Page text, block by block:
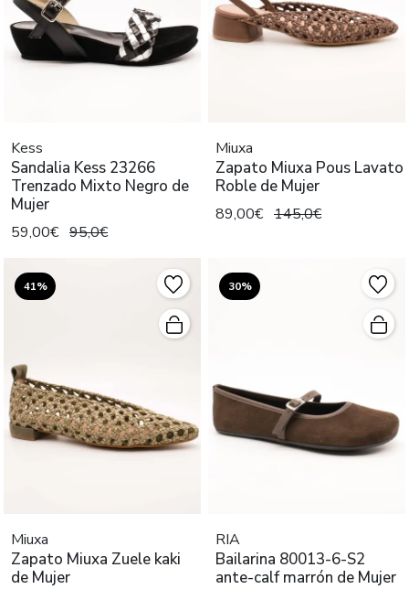
Kess
Sandalia Kess 23266
Trenzado Mixto Negro de
Mujer
59,00€ 95,0€
Miuxa
Zapato Miuxa Pous Lavato
Roble de Mujer
89,00€ 145,0€
41%
Miuxa
Zapato Miuxa Zuele kaki
de Mujer
30%
RIA
Bailarina 80013-6-S2
ante-calf marrón de Mujer